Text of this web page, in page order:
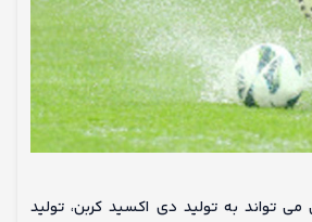
تواند به تولید دی اکسید کربن، تولید